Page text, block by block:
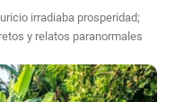
irradiaba prosperidad;
y relatos paranormales